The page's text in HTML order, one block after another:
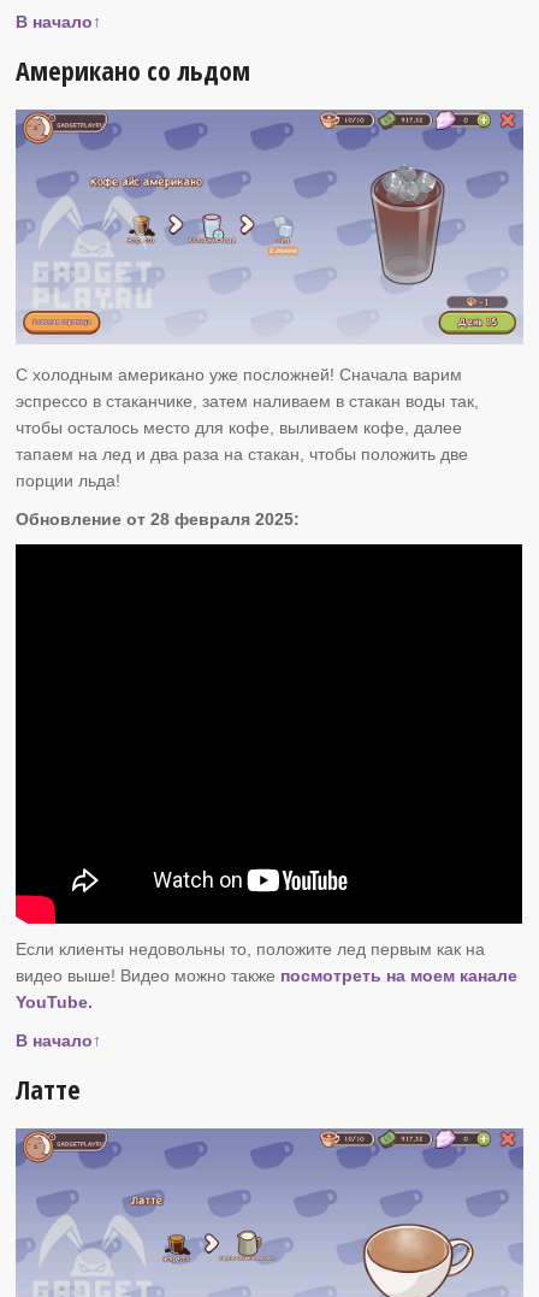
В начало↑
Американо со льдом
С холодным американо уже посложней! Сначала варим
эспрессо в стаканчике, затем наливаем в стакан воды так,
чтобы осталось место для кофе, выливаем кофе, далее
тапаем на лед и два раза на стакан, чтобы положить две
порции льда!
Обновление от 28 февраля 2025:
Если клиенты недовольны то, положите лед первым как на
видео выше! Видео можно также посмотреть на моем канале
YouTube.
В начало↑
Латте